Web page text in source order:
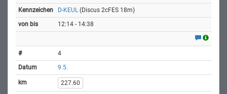
D-KEUL(Discus 2cFES 18m)
12:14 - 14:38
4
9.5.
227.60